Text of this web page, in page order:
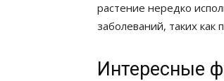
растение нередко
заболеваний, таких
Интересные